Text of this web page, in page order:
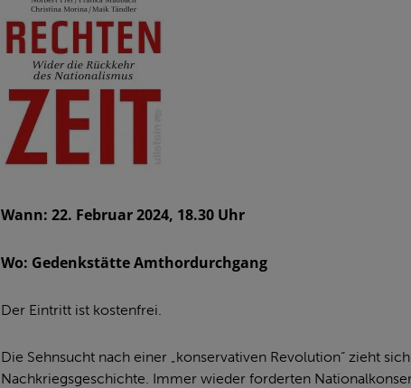
Wann: 22. Februar 2024, 18.30 Uhr
Wo: Gedenkstätte Amthordurchgang
Der Eintritt ist kostenfrei.
Die Sehnsucht nach einer „konservativen Revolution“ zieht
Nachkriegsgeschichte. Immer wieder forderten